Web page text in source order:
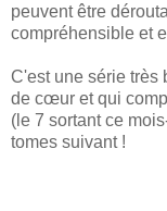
peuvent être
compréhensible et
C'est une série très
de cœur et qui
(le 7 sortant ce
tomes suivant !